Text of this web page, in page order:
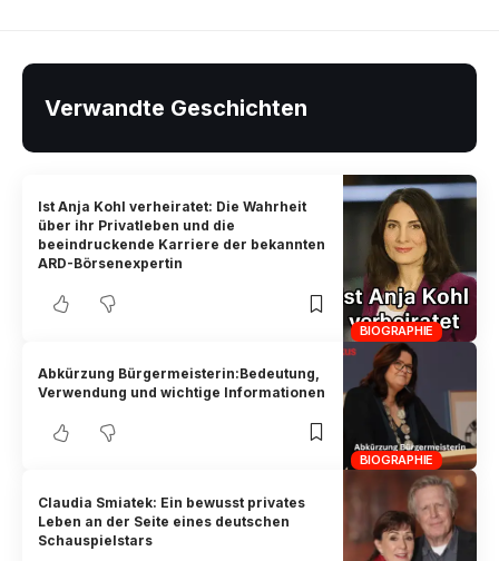
Verwandte Geschichten
BIOGRAPHIE
Ist Anja Kohl verheiratet: Die Wahrheit
über ihr Privatleben und die
beeindruckende Karriere der bekannten
ARD-Börsenexpertin
BIOGRAPHIE
Abkürzung Bürgermeisterin:Bedeutung,
Verwendung und wichtige Informationen
Claudia Smiatek: Ein bewusst privates
Leben an der Seite eines deutschen
Schauspielstars